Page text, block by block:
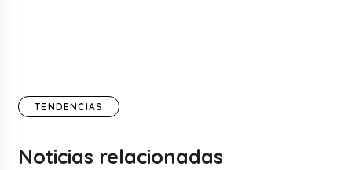
TENDENCIAS
Noticias relacionadas